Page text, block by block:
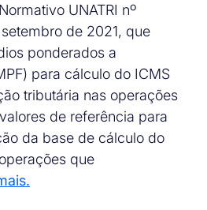
UNATRI nº
de 2021, que
ponderados a
para cálculo do ICMS
tributária nas operações
de referência para
da base de cálculo do
que